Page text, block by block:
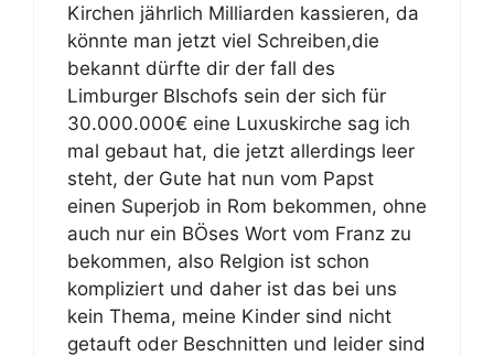
Kirchen jährlich Milliarden kassieren, da
könnte man jetzt viel Schreiben,die
bekannt dürfte dir der fall des
Limburger BIschofs sein der sich für
30.000.000€ eine Luxuskirche sag ich
mal gebaut hat, die jetzt allerdings leer
steht, der Gute hat nun vom Papst
einen Superjob in Rom bekommen, ohne
auch nur ein BÖses Wort vom Franz zu
bekommen, also Relgion ist schon
kompliziert und daher ist das bei uns
kein Thema, meine Kinder sind nicht
getauft oder Beschnitten und leider sind